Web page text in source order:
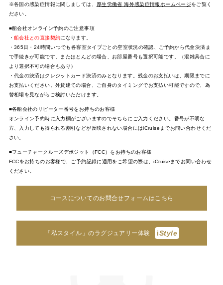
※各国の感染症情報に関しましては、
厚生労働省 海外感染症情報ホームページをご覧く
ださい。
■船会社オンライン予約のご注意事項
・ 船会社との直接契約になります。
・365日・24時間いつでも各客室タイプごとの空室状況の確認、ご予約から代金決済ま
で手続きが可能です。またほとんどの場合、お部屋番号も選択可能です。（混雑具合に
より選択不可の場合もあり）
・代金の決済はクレジットカード決済のみとなります。残金のお支払いは、期限までに
お支払いください。外貨建ての場合、ご自身のタイミングでお支払い可能ですので、為
替相場を見ながらご検討いただけます。
■各船会社のリピーター番号をお持ちのお客様
オンライン予約時に入力欄がございますのでそちらにご入力ください。番号が不明な
方、入力しても得られる割引などが反映されない場合にはiCruiseまでお問い合わせくだ
さい。
■フューチャークルーズデポジット（FCC）をお持ちのお客様
FCCをお持ちのお客様で、ご予約記録に適用をご希望の際は、iCruiseまでお問い合わせ
ください。
コースについてのお問合せフォームはこちら
「私スタイル」のラグジュアリー体験 iStyle